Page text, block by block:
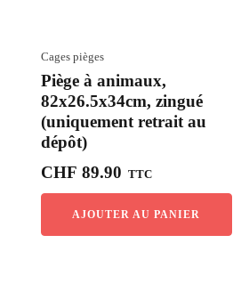
Cages pièges
Piège à animaux,
82x26.5x34cm, zingué
(uniquement retrait au
dépôt)
CHF 89.90 TTC
AJOUTER AU PANIER